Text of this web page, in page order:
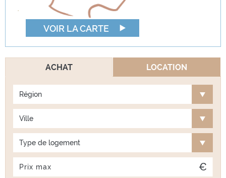
VOIR LA CARTE
ACHAT LOCATION
Région
Ville
Type de logement